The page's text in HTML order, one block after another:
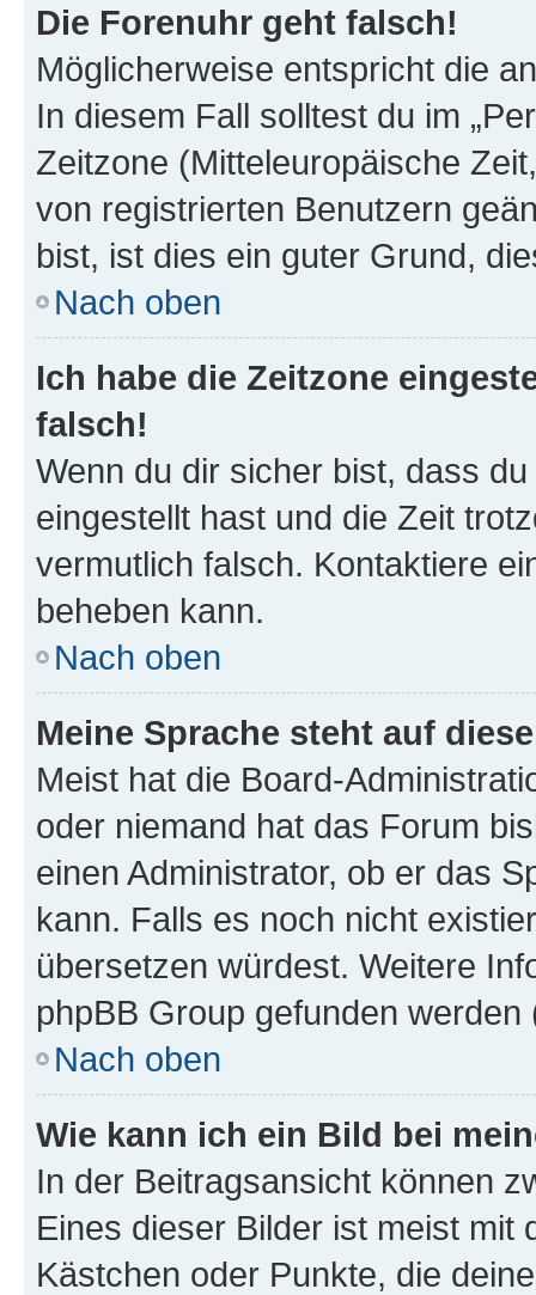
Die Forenuhr geht falsch!
Möglicherweise entspricht die
In diesem Fall solltest du im
Zeitzone (Mitteleuropäische
von registrierten Benutzern
bist, ist dies ein guter Grund,
Nach oben
Ich habe die Zeitzone
falsch!
Wenn du dir sicher bist, dass
eingestellt hast und die Zeit
vermutlich falsch. Kontaktiere
beheben kann.
Nach oben
Meine Sprache steht auf
Meist hat die Board-
oder niemand hat das Forum
einen Administrator, ob er das
kann. Falls es noch nicht
übersetzen würdest. Weitere
phpBB Group gefunden
Nach oben
Wie kann ich ein Bild bei
In der Beitragsansicht können
Eines dieser Bilder ist meist mit
Kästchen oder Punkte, die